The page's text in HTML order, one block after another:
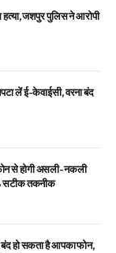
जशपुर पुलिस ने आरोपी
लें ई-केवाईसी, वरना बंद
से होगी असली-नकली
सटीक तकनीक
हो सकता है आपका फोन,